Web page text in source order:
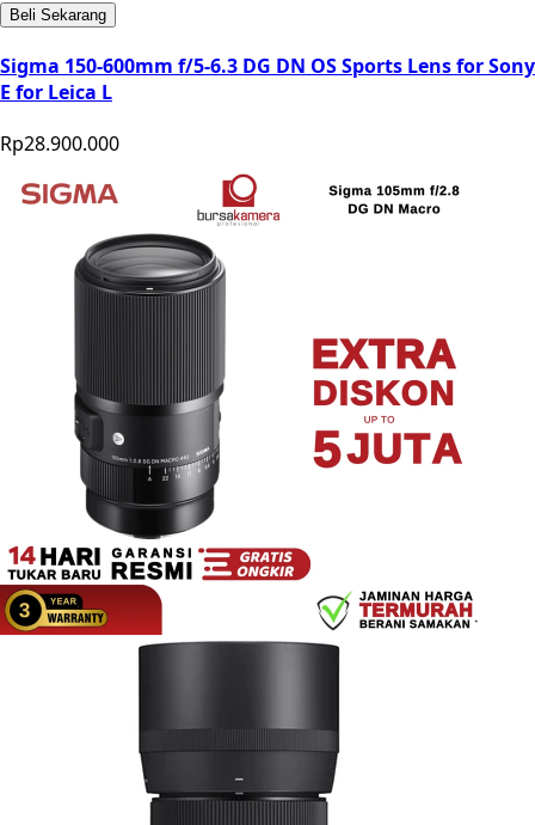
Beli Sekarang
Sigma 150-600mm f/5-6.3 DG DN OS Sports Lens for Sony
E for Leica L
Rp28.900.000